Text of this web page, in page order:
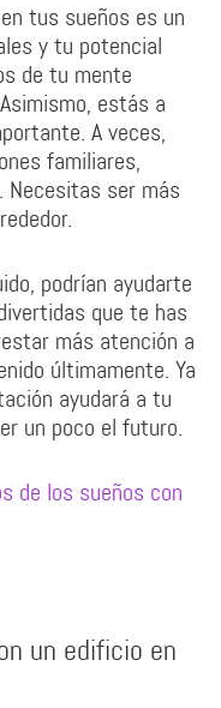
tus sueños es un
y tu potencial
de tu mente
estás a
A veces,
familiares,
Necesitas ser más
podrían ayudarte
que te has
más atención a
últimamente. Ya
ayudará a tu
un poco el futuro.
de los sueños con
un edificio en